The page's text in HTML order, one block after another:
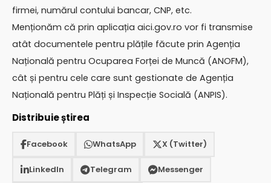
firmei, numărul contului bancar, CNP, etc.
Menționăm că prin aplicația aici.gov.ro vor fi transmise
atât documentele pentru plățile făcute prin Agenția
Națională pentru Ocuparea Forței de Muncă (ANOFM),
cât și pentru cele care sunt gestionate de Agenția
Națională pentru Plăți și Inspecție Socială (ANPIS).
Distribuie știrea
Facebook WhatsApp X (Twitter)
LinkedIn Telegram Messenger